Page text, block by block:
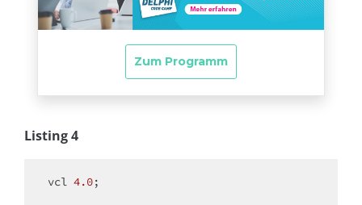
Listing 4
vcl 4.0;